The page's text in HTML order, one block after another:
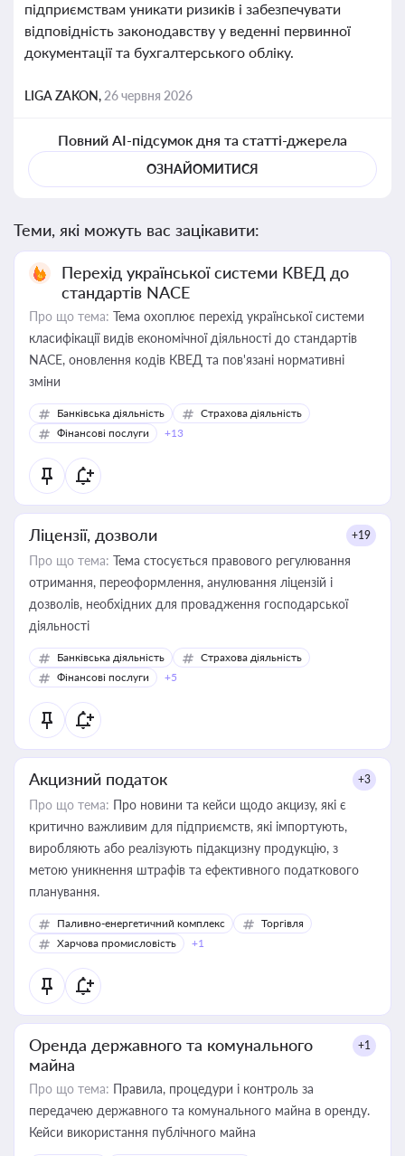
підприємствам уникати ризиків і забезпечувати
відповідність законодавству у веденні первинної
документації та бухгалтерського обліку.
LIGA ZAKON, 26 червня 2026
Повний AI-підсумок дня та статті-джерела
ОЗНАЙОМИТИСЯ
Теми, які можуть вас зацікавити:
Перехід української системи КВЕД до
стандартів NACE
Про що тема: Тема охоплює перехід української системи
класифікації видів економічної діяльності до стандартів
NACE, оновлення кодів КВЕД та пов'язані нормативні
зміни
Банківська діяльність
Страхова діяльність
Фінансові послуги
+13
Ліцензії, дозволи +19
Про що тема: Тема стосується правового регулювання
отримання, переоформлення, анулювання ліцензій і
дозволів, необхідних для провадження господарської
діяльності
Банківська діяльність
Страхова діяльність
Фінансові послуги
+5
Акцизний податок +3
Про що тема: Про новини та кейси щодо акцизу, які є
критично важливим для підприємств, які імпортують,
виробляють або реалізують підакцизну продукцію, з
метою уникнення штрафів та ефективного податкового
планування.
Паливно-енергетичний комплекс
Торгівля
Харчова промисловість
+1
Оренда державного та комунального
майна
+1
Про що тема: Правила, процедури і контроль за
передачею державного та комунального майна в оренду.
Кейси використання публічного майна